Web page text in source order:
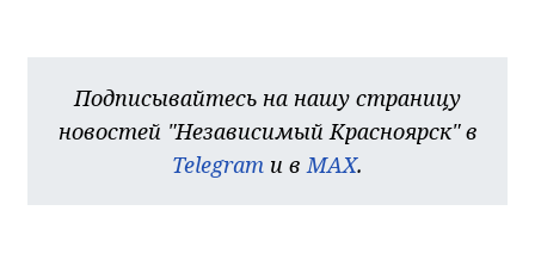
Подписывайтесь на нашу страницу
новостей "Независимый Красноярск" в
Telegram и вMAX.